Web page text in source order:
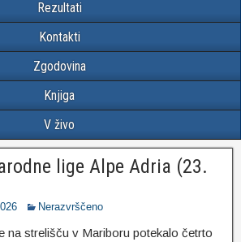
Rezultati
Kontakti
Zgodovina
Knjiga
V živo
lige Alpe Adria (23.
Nerazvrščeno
na strelišču v Mariboru potekalo četrto